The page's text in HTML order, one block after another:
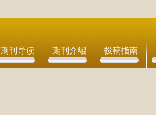
期刊导读 期刊介绍 投稿指南